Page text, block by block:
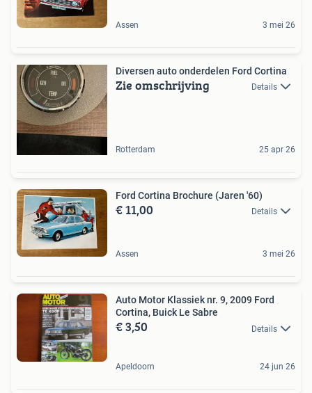
Assen 3 mei 26
Diversen auto onderdelen Ford Cortina
Zie omschrijving Details
Rotterdam 25 apr 26
Ford Cortina Brochure (Jaren '60)
€ 11,00 Details
Assen 3 mei 26
Auto Motor Klassiek nr. 9, 2009 Ford
Cortina, Buick Le Sabre
€ 3,50 Details
Apeldoorn 24 jun 26